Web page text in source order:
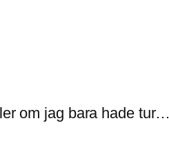
om jag bara hade tur…